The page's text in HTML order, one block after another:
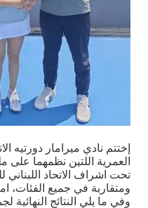
إختتم نادي ميرامار دورتيه
تحت اشراف الاتحاد
ومتقاربة في جميع الفئات،
وفي ما يلي النتائج النهائية